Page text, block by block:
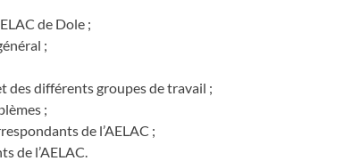
de Dole ;
;
des différents groupes de travail ;
;
de l’AELAC ;
de l’AELAC.